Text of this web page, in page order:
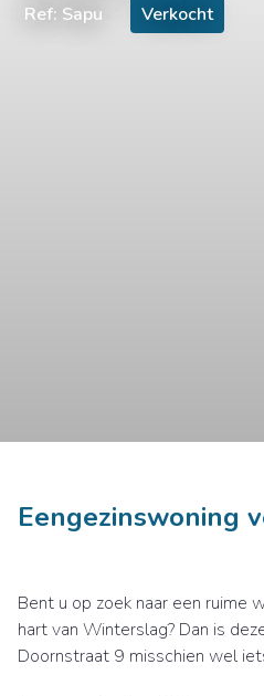
Ref: Sapu Verkocht
Eengezinswoning
Bent u op zoek naar een ruime
hart van Winterslag? Dan is
Doornstraat 9 misschien wel